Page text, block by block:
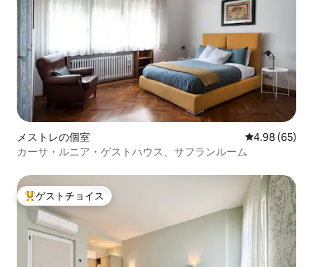
メストレの個室 レビュー65
4.98 (65)
カーサ・ルニア・ゲストハウス、サフランルーム
大好評のゲストチョイスです。
ゲストチョイス